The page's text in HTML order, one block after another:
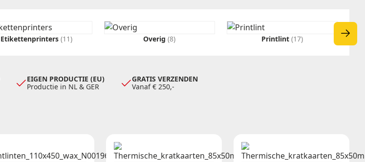
Dia 29 sluitzegel
Dia 60
Belijming
Etikettenprinters(11) Overig(8) Printlint (17)
EIGEN PRODUCTIE (EU)
Productie in NL & GER
GRATIS VERZENDEN
Vanaf € 250,-